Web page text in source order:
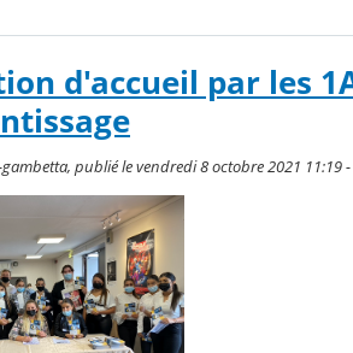
d'accueil par les
publié le vendredi 8 octobre 2021 11:19